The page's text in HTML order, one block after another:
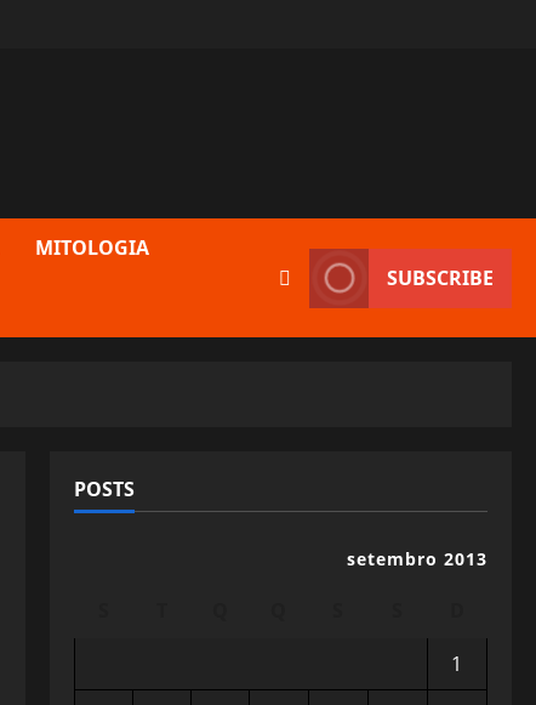
MITOLOGIA
SUBSCRIBE
POSTS
setembro 2013
1